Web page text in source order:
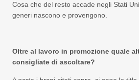
Cosa che del resto accade negli Stati
generi nascono e provengono.
Oltre al lavoro in promozione quale
consigliate di ascoltare?